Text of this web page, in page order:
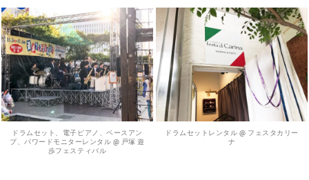
ドラムセット、電子ピアノ、ベースアン
プ、パワードモニターレンタル @ 戸塚 遊
歩フェスティバル
ドラムセットレンタル @ フェスタカリー
ナ